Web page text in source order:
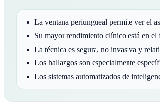
La ventana periungueal permite ver el
Su mayor rendimiento clínico está en el
La técnica es segura, no invasiva y
Los hallazgos son especialmente
Los sistemas automatizados de